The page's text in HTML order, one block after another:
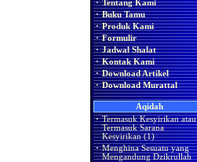
· Tentang Kami
· Buku Tamu
· Produk Kami
· Formulir
· Jadwal Shalat
· Kontak Kami
· Download Artikel
· Download Murattal
Aqidah
· Termasuk Kesyirikan atau
Termasuk Sarana
Kesyirikan (1)
· Menghina Sesuatu yang
Mengandung Dzikrullah